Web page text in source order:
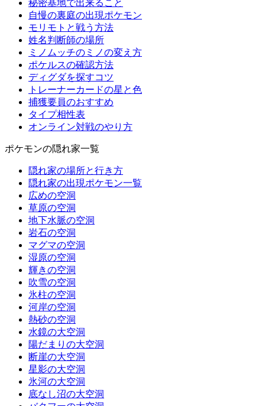
秘密基地で出来ること
自慢の裏庭の出現ポケモン
モリモトと戦う方法
姓名判断師の場所
ミノムッチのミノの変え方
ポケルスの確認方法
ディグダを探すコツ
トレーナーカードの星と色
捕獲要員のおすすめ
タイプ相性表
オンライン対戦のやり方
ポケモンの隠れ家一覧
隠れ家の場所と行き方
隠れ家の出現ポケモン一覧
広めの空洞
草原の空洞
地下水脈の空洞
岩石の空洞
マグマの空洞
湿原の空洞
輝きの空洞
吹雪の空洞
氷柱の空洞
河岸の空洞
熱砂の空洞
水鏡の大空洞
陽だまりの大空洞
断崖の大空洞
星影の大空洞
氷河の大空洞
底なし沼の大空洞